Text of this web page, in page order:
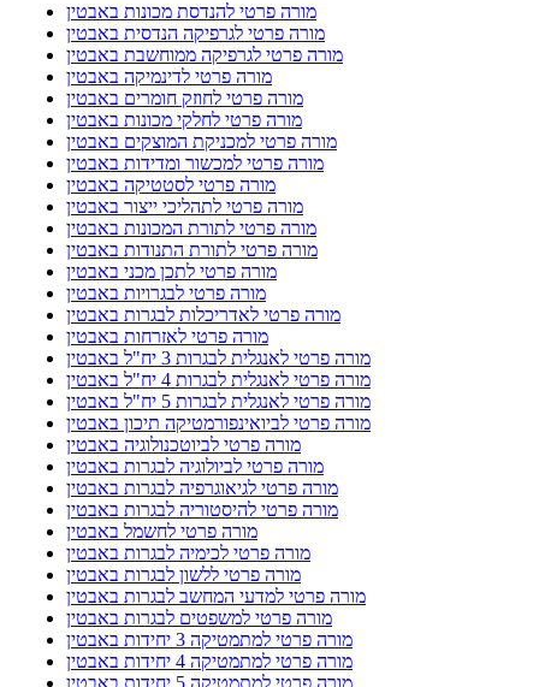
מורה פרטי להנדסת מכונות באבטין
מורה פרטי לגרפיקה הנדסית באבטין
מורה פרטי לגרפיקה ממוחשבת באבטין
מורה פרטי לדינמיקה באבטין
מורה פרטי לחוזק חומרים באבטין
מורה פרטי לחלקי מכונות באבטין
מורה פרטי למכניקת המוצקים באבטין
מורה פרטי למכשור ומדידות באבטין
מורה פרטי לסטטיקה באבטין
מורה פרטי לתהליכי ייצור באבטין
מורה פרטי לתורת המכונות באבטין
מורה פרטי לתורת התנודות באבטין
מורה פרטי לתכן מכני באבטין
מורה פרטי לבגרויות באבטין
מורה פרטי לאדריכלות לבגרות באבטין
מורה פרטי לאזרחות באבטין
מורה פרטי לאנגלית לבגרות 3 יח"ל באבטין
מורה פרטי לאנגלית לבגרות 4 יח"ל באבטין
מורה פרטי לאנגלית לבגרות 5 יח"ל באבטין
מורה פרטי לביואינפורמטיקה תיכון באבטין
מורה פרטי לביוטכנולוגיה באבטין
מורה פרטי לביולוגיה לבגרות באבטין
מורה פרטי לגיאוגרפיה לבגרות באבטין
מורה פרטי להיסטוריה לבגרות באבטין
מורה פרטי לחשמל באבטין
מורה פרטי לכימיה לבגרות באבטין
מורה פרטי ללשון לבגרות באבטין
מורה פרטי למדעי המחשב לבגרות באבטין
מורה פרטי למשפטים לבגרות באבטין
מורה פרטי למתמטיקה 3 יחידות באבטין
מורה פרטי למתמטיקה 4 יחידות באבטין